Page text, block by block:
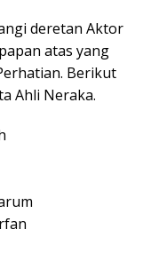
deretan Aktor
atas yang
Berikut
Ahli Neraka.